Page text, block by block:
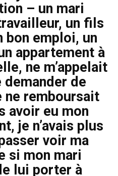
– un mari
un fils
bon emploi, un
appartement à
ne m’appelait
demander de
ne remboursait
avoir eu mon
je n’avais plus
voir ma
si mon mari
lui porter à